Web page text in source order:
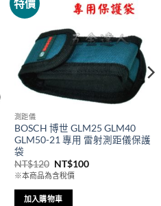
特價
測距儀
BOSCH 博世 GLM25 GLM40
GLM50-21 專用 雷射測距儀保護
袋
NT$120 原
始
價
格：
NT$120。
NT$100目
※本商品為含稅價
加入購物車